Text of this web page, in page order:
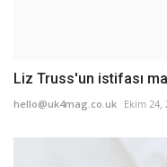
Liz Truss'un istifası
hello@uk4mag.co.uk Ekim 24,